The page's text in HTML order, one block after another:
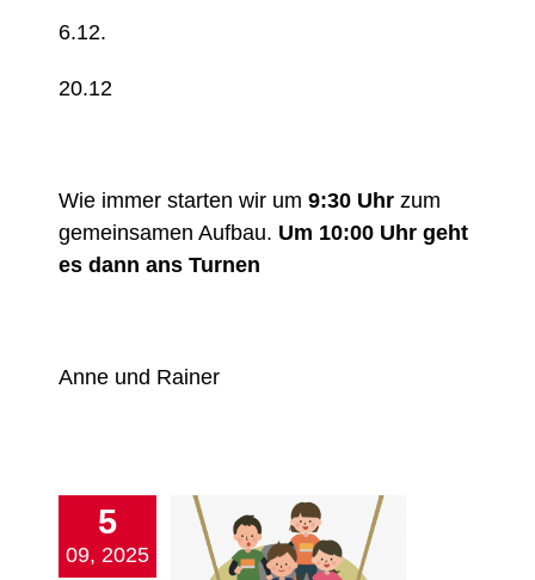
6.12.
20.12
Wie immer starten wir um9:30 Uhr zum
gemeinsamen Aufbau. Um 10:00 Uhr geht
es dann ans Turnen
Anne und Rainer
5
09, 2025
Trainingsbetrieb
/ Teens